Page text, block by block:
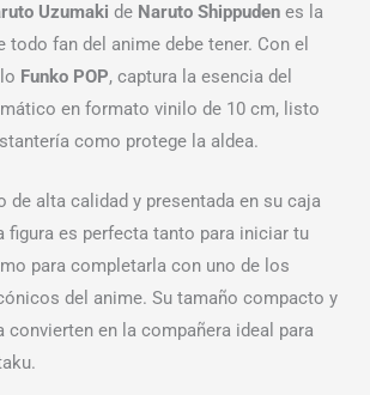
Uzumaki de Naruto Shippuden es la
todo fan del anime debe tener. Con el
Funko POP, captura la esencia del
en formato vinilo de 10 cm, listo
como protege la aldea.
de alta calidad y presentada en su caja
figura es perfecta tanto para iniciar tu
para completarla con uno de los
del anime. Su tamaño compacto y
convierten en la compañera ideal para